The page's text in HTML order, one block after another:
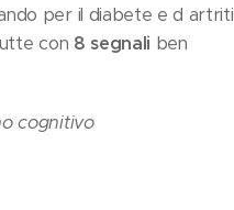
per il diabete e d artriti
con 8 segnali ben
cognitivo